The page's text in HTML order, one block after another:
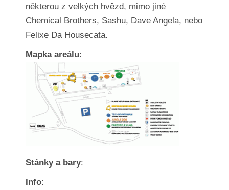
některou z velkých hvězd, mimo jiné
Chemical Brothers, Sashu, Dave Angela, nebo
Felixe Da Housecata.
Mapka areálu:
Stánky a bary:
Info: